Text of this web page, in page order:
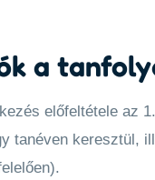
a
előfeltétele az
tanéven keresztül,